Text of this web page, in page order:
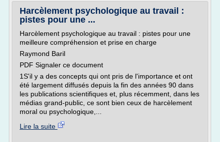
Harcèlement psychologique au travail :
pistes pour une ...
Harcèlement psychologique au travail : pistes pour une
meilleure compréhension et prise en charge
Raymond Baril
PDF Signaler ce document
1S'il y a des concepts qui ont pris de l'importance et ont
été largement diffusés depuis la fin des années 90 dans
les publications scientifiques et, plus récemment, dans les
médias grand-public, ce sont bien ceux de harcèlement
moral ou psychologique,...
Lire la suite